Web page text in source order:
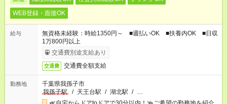
WEB登録・面接OK
給与
無資格未経験：時給1350円～ ■週払いOK ■扶養内OK ■日収
1万800円以上
交通費別途支給あり
交通費 交通費全額支給
勤務地
千葉県我孫子市
我孫子駅
/ 天王台駅 / 湖北駅 / …